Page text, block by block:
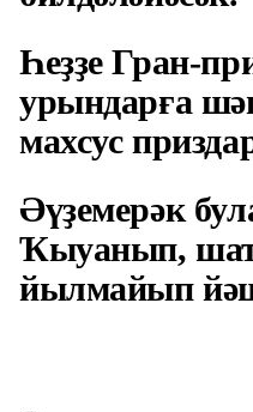
Һеҙҙе Гран-
урындарға
махсус
Әүҙемерәк
Ҡыуанып,
йылмайып